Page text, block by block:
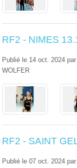
RF2 - NIMES
Publié le 14 oct. 2024 par
WOLFER
RF2 - SAINT
Publié le 07 oct. 2024 par